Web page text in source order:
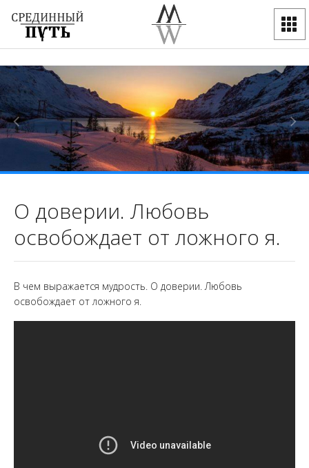
О доверии. Любовь
освобождает от ложного я.
В чем выражается мудрость. О доверии. Любовь
освобождает от ложного я.